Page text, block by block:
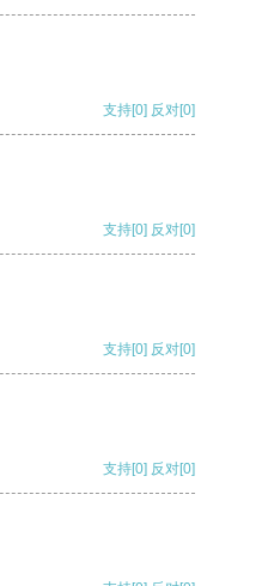
支持[0] 反对[0]
支持[0] 反对[0]
支持[0] 反对[0]
支持[0] 反对[0]